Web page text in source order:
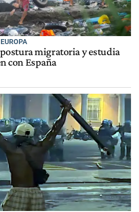
migratoria y estudia
con España